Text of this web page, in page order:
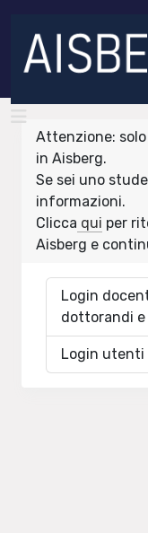
Attenzione:
in Aisberg.
Se sei uno
informazioni.
Clicca qui per
Aisberg e
Login
dottorandi
Login utenti